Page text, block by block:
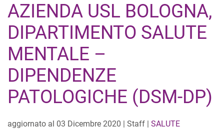
AZIENDA USL BOLOGNA,
DIPARTIMENTO SALUTE
MENTALE –
DIPENDENZE
PATOLOGICHE (DSM-DP)
aggiornato al 03 Dicembre 2020 | Staff | SALUTE